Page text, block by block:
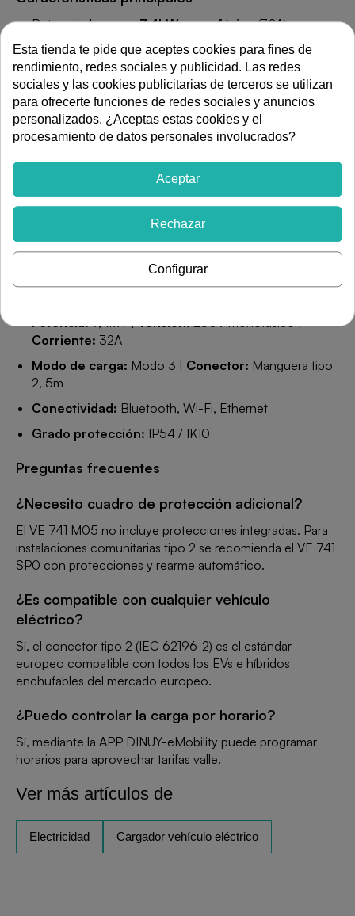
Potencia de carga:7,4kW monofásico(32A)
Salida:1 manguera tipo 2 de 5 metros
PantallaTFT a color 2,8" para visualización del estado
de carga
Conectividad: Bluetooth, Wi-Fi y Ethernet
Gestión porAPP DINUY-eMobility: programación
horaria, historial, control remoto
para identificación de usuario
Compatible conKNXpara integración domótica
IP54/IK10
Potencia:7,4kW |Tensión:230V monofásico |
Corriente: 32A
Modo de carga: Modo 3 | Conector: Manguera tipo
2, 5m
Conectividad: Bluetooth, Wi-Fi, Ethernet
Grado protección: IP54 / IK10
Preguntas frecuentes
¿Necesito cuadro de protección adicional?
El VE 741 M05 no incluye protecciones integradas. Para
instalaciones comunitarias tipo 2 se recomienda el VE 741
SP0 con protecciones y rearme automático.
¿Es compatible con cualquier vehículo
eléctrico?
Sí, el conector tipo 2 (IEC 62196-2) es el estándar
europeo compatible con todos los EVs e híbridos
enchufables del mercado europeo.
¿Puedo controlar la carga por horario?
Sí, mediante la APP DINUY-eMobility puede programar
horarios para aprovechar tarifas valle.
Ver más artículos de
Electricidad Cargador vehículo eléctrico
Esta tienda te pide que aceptes cookies para fines de
rendimiento, redes sociales y publicidad. Las redes
sociales y las cookies publicitarias de terceros se utilizan
para ofrecerte funciones de redes sociales y anuncios
personalizados. ¿Aceptas estas cookies y el
procesamiento de datos personales involucrados?
Aceptar
Rechazar
Configurar